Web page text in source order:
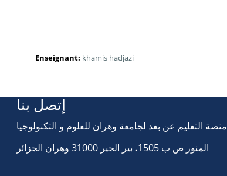
Enseignant: khamis hadjazi
إتصل بنا
منصة التعليم عن بعد لجامعة وهران للعلوم و التكنولوجيا
المنور ص ب 1505، بير الجير 31000 وهران الجزائر